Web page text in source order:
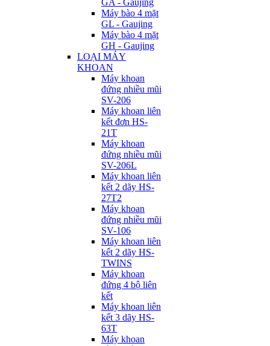
GA - Gaujing
Máy bào 4 mặt
GL - Gaujing
Máy bào 4 mặt
GH - Gaujing
LOẠI MÁY
KHOAN
Máy khoan
đứng nhiều mũi
SV-206
Máy khoan liên
kết đơn HS-
21T
Máy khoan
đứng nhiều mũi
SV-206L
Máy khoan liên
kết 2 dãy HS-
27T2
Máy khoan
đứng nhiều mũi
SV-106
Máy khoan liên
kết 2 dãy HS-
TWINS
Máy khoan
đứng 4 bộ liên
kết
Máy khoan liên
kết 3 dãy HS-
63T
Máy khoan